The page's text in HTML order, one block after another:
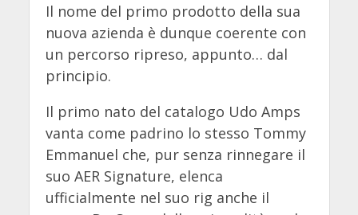
Il nome del primo prodotto della sua
nuova azienda è dunque coerente con
un percorso ripreso, appunto… dal
principio.
Il primo nato del catalogo Udo Amps
vanta come padrino lo stesso Tommy
Emmanuel che, pur senza rinnegare il
suo AER Signature, elenca
ufficialmente nel suo rig anche il